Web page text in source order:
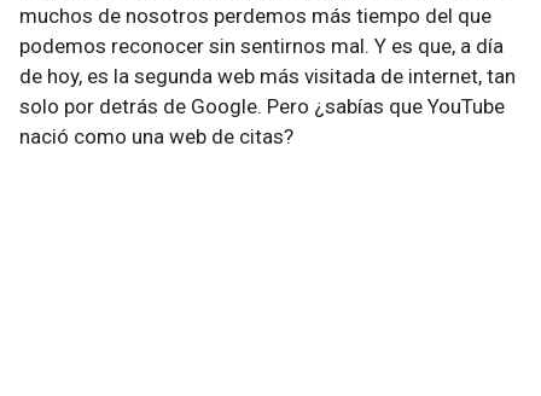
muchos de nosotros perdemos más tiempo del que
podemos reconocer sin sentirnos mal. Y es que, a día
de hoy, es la segunda web más visitada de internet, tan
solo por detrás de Google. Pero ¿sabías que YouTube
nació como una web de citas?